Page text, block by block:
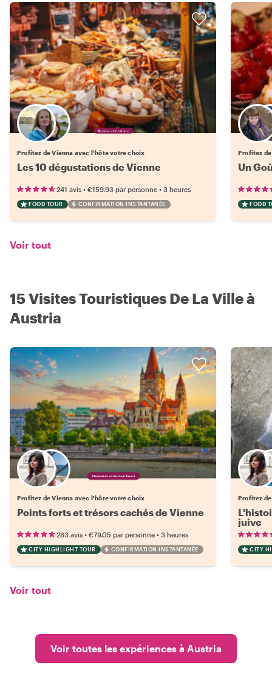
Choisissez votre local favori
Profitez de Vienna avec l'hôte votre choix
Les 10 dégustations de Vienne
241 avis • €159.93 par personne • 3 heures
FOOD TOUR CONFIRMATION INSTANTANÉE
Profitez
Un
FOOD
Voir tout
15 Visites Touristiques De La Ville à
Austria
Choisissez votre local favori
Profitez de Vienna avec l'hôte votre choix
Points forts et trésors cachés de Vienne
283 avis • €79.05 par personne • 3 heures
CITY HIGHLIGHT TOUR CONFIRMATION INSTANTANÉE
Profitez
juive
CITY
Voir tout
Voir toutes les expériences à Austria